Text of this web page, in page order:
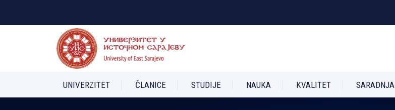
UNIVERZITET ČLANICE STUDIJE NAUKA KVALITET SARADNJA